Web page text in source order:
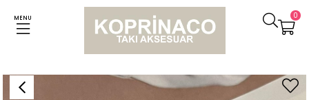
MENU 0
Küpeler Çelik Baget Taşlı Kalpli Valeria Küpe (2.70 Cm)